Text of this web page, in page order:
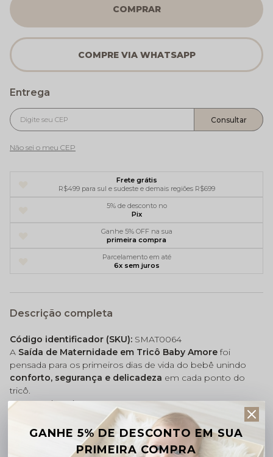
COMPRAR
Não sei o meu CEP
Frete grátis
R$499 para sul e sudeste e demais regiões R$699
5% de desconto no
Pix
Ganhe 5% OFF na sua
primeira compra
Parcelamento em até
6x sem juros
Descrição completa
Código identificador (SKU): SMAT0064
A Saída de Maternidade em Tricô Baby Amore foi
pensada para os primeiros dias de vida do bebê unindo
conforto, segurança e delicadeza em cada ponto do
tricô.
Esse produto é composto por:
. 01 Calça.
. 01 Manta Coordenada.
. 01 Body Gola Bordada.
GANHE 5% DE DESCONTO EM SUA
PRIMEIRA COMPRA